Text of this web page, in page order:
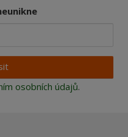
osobních údajů.